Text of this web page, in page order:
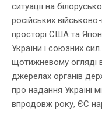
ситуації на
російських
просторі США та
України і союзних
щотижневому огляді
джерелах органів
про надання Україні
впродовж року, ЄС